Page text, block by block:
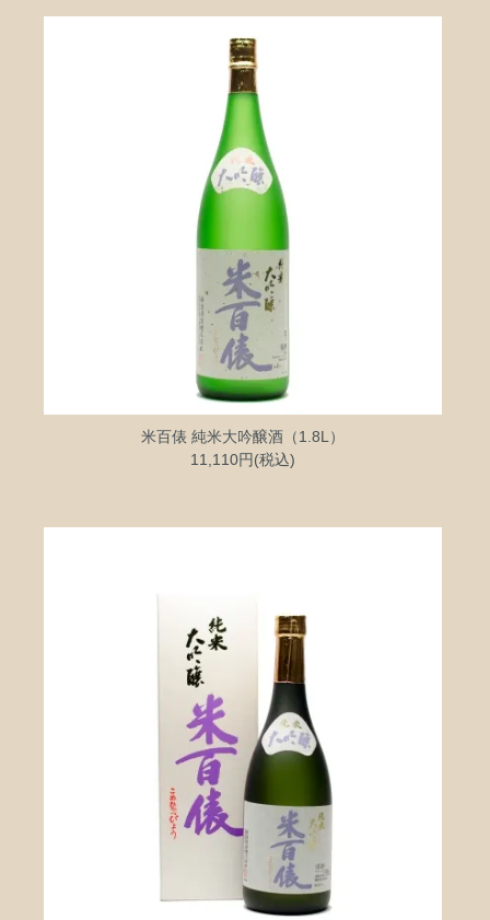
米百俵 純米大吟醸酒（1.8L）
11,110円(税込)